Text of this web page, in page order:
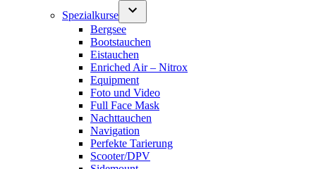
Spezialkurse
Bergsee
Bootstauchen
Eistauchen
Enriched Air – Nitrox
Equipment
Foto und Video
Full Face Mask
Nachttauchen
Navigation
Perfekte Tarierung
Scooter/DPV